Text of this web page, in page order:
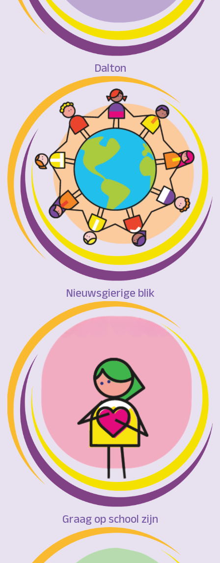
Dalton
Nieuwsgierige blik
Graag op school zijn